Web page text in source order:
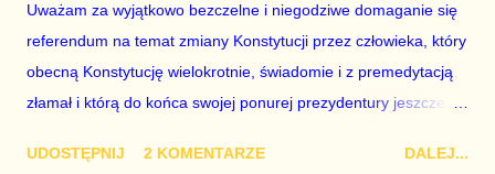
z roku 1951, czyli czasów stalinizmu. To pewnie dlatego, że nie
chciało mu przejść przez gardło pochwalenie gospodarczej
sytuacji naszego kraju z lat 2007-2015. Bardzo to małe i
smutne – niegodne premiera polskiego rządu. Generalnie, M...
Uważam za wyjątkowo bezczelne i niegodziwe domaganie się
referendum na temat zmiany Konstytucji przez człowieka, który
obecną Konstytucję wielokrotnie, świadomie i z premedytacją
złamał i którą do końca swojej ponurej prezydentury jeszcze
trwało pół roku, lokal do głosowania znajdował się w
UDOSTĘPNIJ 2 KOMENTARZE DALEJ...